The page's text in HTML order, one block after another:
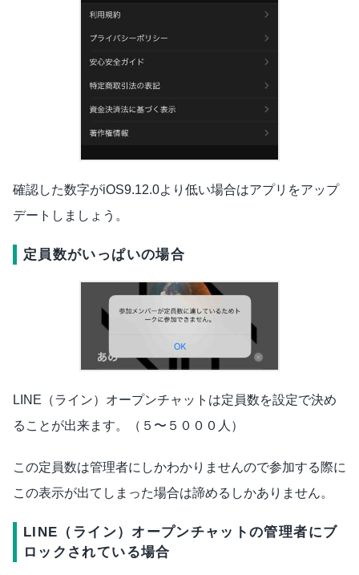
確認した数字がiOS9.12.0より低い場合はアプリをアップ
デートしましょう。
定員数がいっぱいの場合
LINE（ライン）オープンチャットは定員数を設定で決め
ることが出来ます。（５〜５０００人）
この定員数は管理者にしかわかりませんので参加する際に
この表示が出てしまった場合は諦めるしかありません。
LINE（ライン）オープンチャットの管理者にブ
ロックされている場合